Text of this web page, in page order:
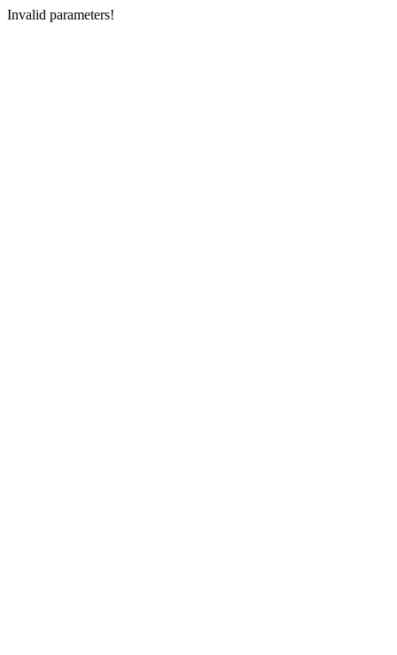
Invalid parameters!